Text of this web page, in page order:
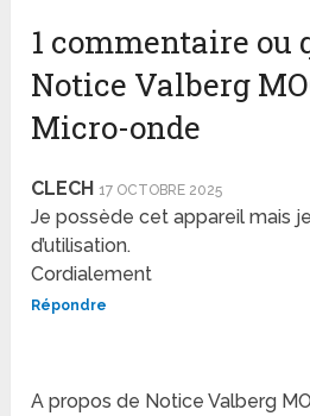
1 commentaire ou
Notice Valberg
Micro-onde
CLECH 17 OCTOBRE 2025
Je possède cet appareil mais
d’utilisation.
Cordialement
Répondre
A propos de Notice Valberg